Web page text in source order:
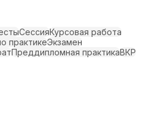
СессияКурсовая работа
практикеЭкзамен
Преддипломная практикаВКР